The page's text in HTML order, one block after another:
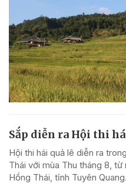
Sắp diễn ra Hội thi
Hội thi hái quả lê diễn ra
Thái với mùa Thu tháng 8,
Hồng Thái, tỉnh Tuyên Quang.